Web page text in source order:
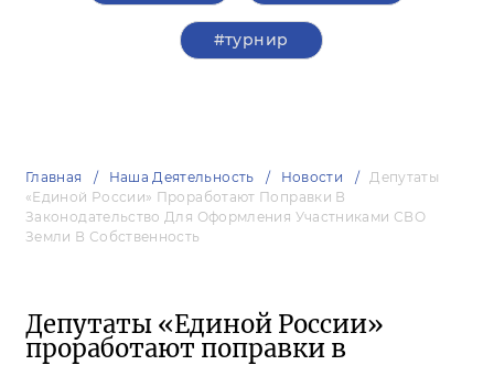
#турнир
Главная Наша Деятельность Новости
Депутаты
«Единой России» Проработают Поправки В
Законодательство Для Оформления Участниками СВО
Земли В Собственность
Депутаты «Единой России»
проработают поправки в